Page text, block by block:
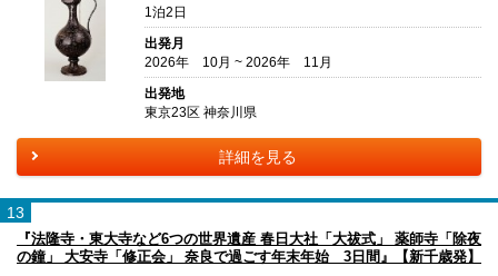
1泊2日
出発月
2026年 10月 ~ 2026年 11月
出発地
東京23区 神奈川県
詳細を見る
13
『法隆寺・東大寺など6つの世界遺産 春日大社「大祓式」 薬師寺「除夜
の鐘」 大安寺「修正会」 奈良で過ごす年末年始 3日間』【新千歳発】